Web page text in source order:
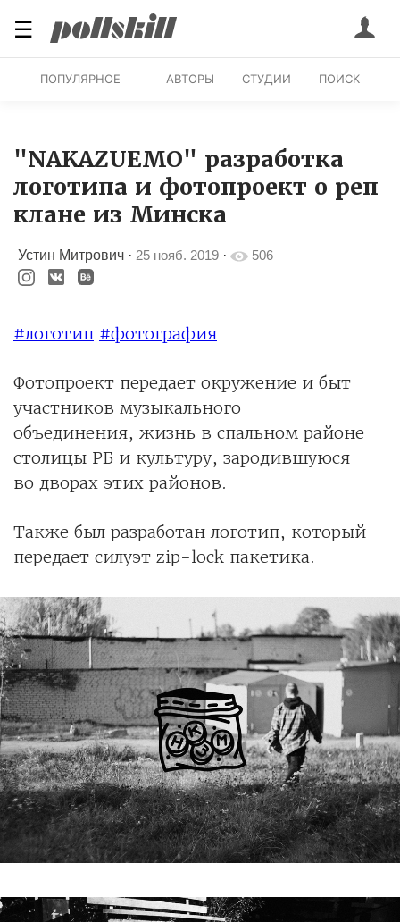
☰
ПОПУЛЯРНОЕ АВТОРЫ СТУДИИ ПОИСК
"NAKAZUEMO" разработка
логотипа и фотопроект о реп
клане из Минска
Устин Митрович · 25 нояб. 2019 · 506
#логотип #фотография
Фотопроект передает окружение и быт
участников музыкального
объединения, жизнь в спальном районе
столицы РБ и культуру, зародившуюся
во дворах этих районов.
Также был разработан логотип, который
передает силуэт zip-lock пакетика.